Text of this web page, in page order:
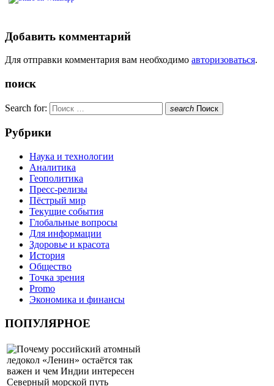
Добавить комментарий
Для отправки комментария вам необходимо авторизоваться.
поиск
Search for: search Поиск
Рубрики
Наука и технологии
Аналитика
Геополитика
Пресс-релизы
Пёстрый мир
Текущие события
Глобальные вопросы
Для информации
Здоровье и красота
История
Общество
Точка зрения
Promo
Экономика и финансы
ПОПУЛЯРНОЕ